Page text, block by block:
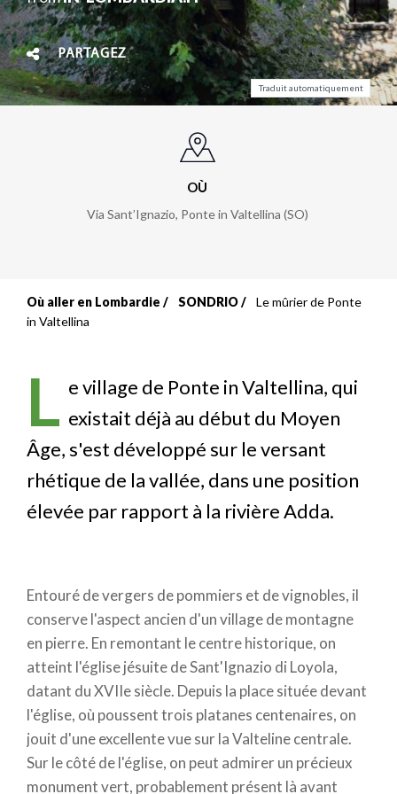
PARTAGEZ
Traduit automatiquement
OÙ
Via Sant’Ignazio, Ponte in Valtellina (SO)
Fil
Où aller en Lombardie SONDRIO
Le mûrier de Ponte
in Valtellina
L e village de Ponte in Valtellina, qui
existait déjà au début du Moyen
Âge, s'est développé sur le versant
rhétique de la vallée, dans une position
élevée par rapport à la rivière Adda.
Entouré de vergers de pommiers et de vignobles, il
conserve l'aspect ancien d'un village de montagne
en pierre. En remontant le centre historique, on
atteint l'église jésuite de Sant'Ignazio di Loyola,
datant du XVIIe siècle. Depuis la place située devant
l'église, où poussent trois platanes centenaires, on
jouit d'une excellente vue sur la Valteline centrale.
Sur le côté de l'église, on peut admirer un précieux
monument vert, probablement présent là avant